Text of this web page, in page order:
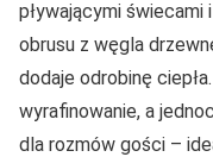
pływającymi świecami
obrusu z węgla
dodaje odrobinę
wyrafinowanie, a
dla rozmów gości –